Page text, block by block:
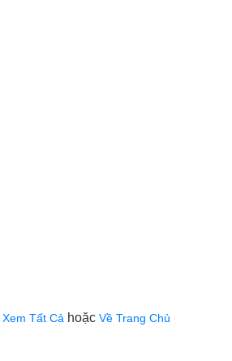
Xem Tất Cả hoặc Về Trang Chủ